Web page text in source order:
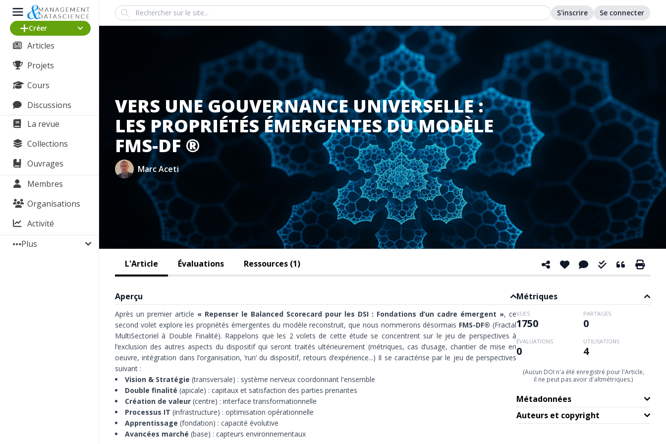
Créer
Articles
Projets
Cours
Discussions
La revue
Collections
Ouvrages
Membres
Organisations
Activité
Plus
Search S'inscrire Se connecter
VERS UNE GOUVERNANCE UNIVERSELLE :
LES PROPRIÉTÉS ÉMERGENTES DU MODÈLE
FMS-DF ®
Marc Aceti
L'Article Évaluations Ressources (1)
Aperçu
Après un premier article « Repenser le Balanced Scorecard pour les DSI : Fondations d’un cadre émergent », ce
second volet explore les propriétés émergentes du modèle reconstruit, que nous nommerons désormais FMS-DF® (Fractal
MultiSectoriel à Double Finalité). Rappelons que les 2 volets de cette étude se concentrent sur le jeu de perspectives à
l’exclusion des autres aspects du dispositif qui seront traités ultérieurement (métriques, cas d’usage, chantier de mise en
oeuvre, intégration dans l’organisation, ‘run’ du dispositif, retours d’expérience...) Il se caractérise par le jeu de perspectives
suivant :
Vision & Stratégie (transversale) : système nerveux coordonnant l'ensemble
Double finalité (apicale) : capitaux et satisfaction des parties prenantes
Création de valeur (centre) : interface transformationnelle
Processus IT (infrastructure) : optimisation opérationnelle
Apprentissage (fondation) : capacité évolutive
Avancées marché (base) : capteurs environnementaux
Métriques
VUES
1750
PARTAGES
0
ÉVALUATIONS
0
UTILISATIONS
4
(Aucun DOI n'a été enregistré pour l'Article,
il ne peut pas avoir d'altmétriques.)
Métadonnées
Auteurs et copyright